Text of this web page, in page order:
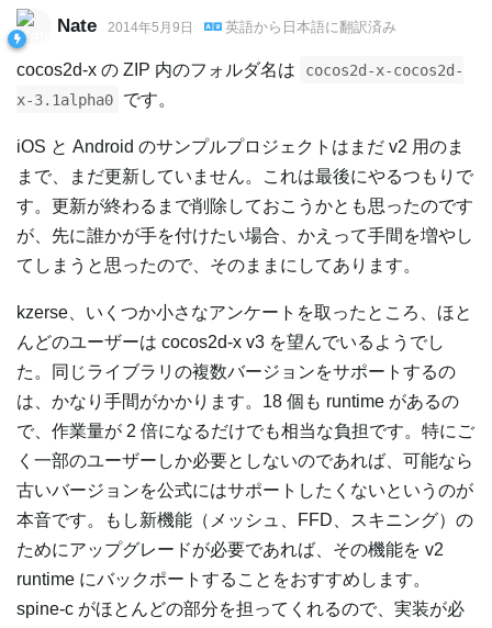
Nate 2014年5月9日 英語から 日本語に翻訳済み
cocos2d-x の ZIP 内のフォルダ名は
cocos2d-x-cocos2d-
x-3.1alpha0
です。
iOS と Android のサンプルプロジェクトはまだ v2 用のま
まで、まだ更新していません。これは最後にやるつもりで
す。更新が終わるまで削除しておこうかとも思ったのです
が、先に誰かが手を付けたい場合、かえって手間を増やし
てしまうと思ったので、そのままにしてあります。
kzerse、いくつか小さなアンケートを取ったところ、ほと
んどのユーザーは cocos2d-x v3 を望んでいるようでし
た。同じライブラリの複数バージョンをサポートするの
は、かなり手間がかかります。18 個も runtime があるの
で、作業量が 2 倍になるだけでも相当な負担です。特にご
く一部のユーザーしか必要としないのであれば、可能なら
古いバージョンを公式にはサポートしたくないというのが
本音です。もし新機能（メッシュ、FFD、スキニング）の
ためにアップグレードが必要であれば、その機能を v2
runtime にバックポートすることをおすすめします。
spine-c がほとんどの部分を担ってくれるので、実装が必